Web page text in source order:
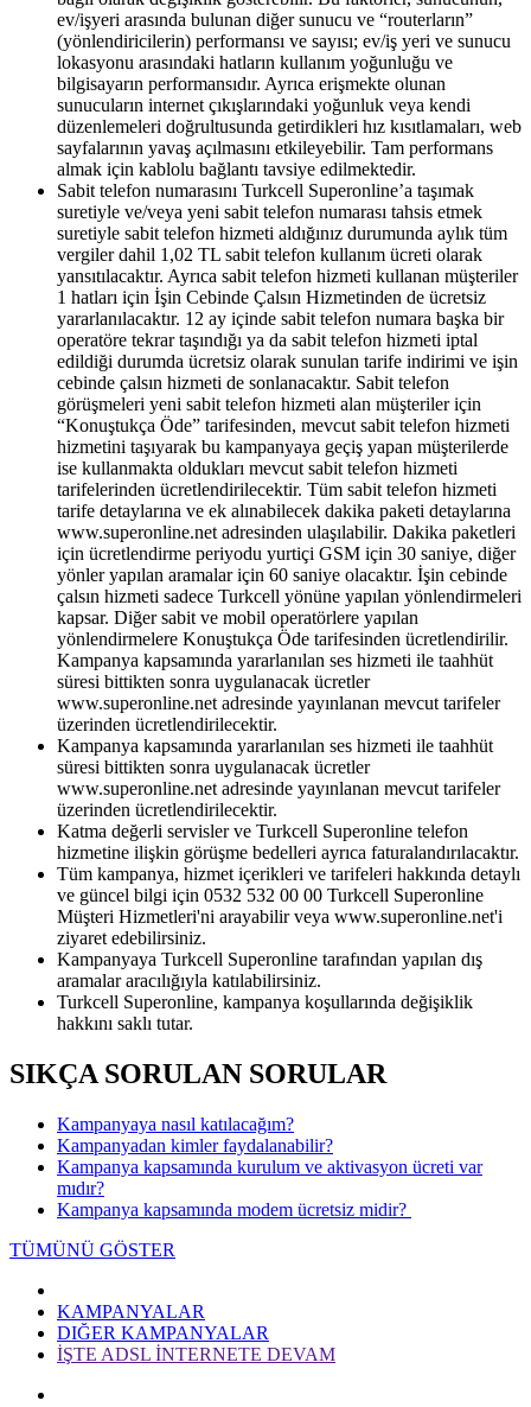
ev/işyeri arasında bulunan diğer sunucu ve “routerların”
(yönlendiricilerin) performansı ve sayısı; ev/iş yeri ve sunucu
lokasyonu arasındaki hatların kullanım yoğunluğu ve
bilgisayarın performansıdır. Ayrıca erişmekte olunan
sunucuların internet çıkışlarındaki yoğunluk veya kendi
düzenlemeleri doğrultusunda getirdikleri hız kısıtlamaları, web
sayfalarının yavaş açılmasını etkileyebilir. Tam performans
almak için kablolu bağlantı tavsiye edilmektedir.​
Sabit telefon numarasını Turkcell Superonline’a taşımak
suretiyle ve/veya yeni sabit telefon numarası tahsis etmek
suretiyle sabit telefon hizmeti aldığınız durumunda aylık tüm
vergiler dahil 1,02 TL sabit telefon kullanım ücreti olarak
yansıtılacaktır. Ayrıca sabit telefon hizmeti kullanan müşteriler
1 hatları için İşin Cebinde Çalsın Hizmetinden de ücretsiz
yararlanılacaktır. 12 ay içinde sabit telefon numara başka bir
operatöre tekrar taşındığı ya da sabit telefon hizmeti iptal
edildiği durumda ücretsiz olarak sunulan tarife indirimi ve işin
cebinde çalsın hizmeti de sonlanacaktır. Sabit telefon
görüşmeleri yeni sabit telefon hizmeti alan müşteriler için
“Konuştukça Öde” tarifesinden, mevcut sabit telefon hizmeti
hizmetini taşıyarak bu kampanyaya geçiş yapan müşterilerde
ise kullanmakta oldukları mevcut sabit telefon hizmeti
tarifelerinden ücretlendirilecektir. Tüm sabit telefon hizmeti
tarife detaylarına ve ek alınabilecek dakika paketi detaylarına
www.superonline.net adresinden ulaşılabilir. Dakika paketleri
için ücretlendirme periyodu yurtiçi GSM için 30 saniye, diğer
yönler yapılan aramalar için 60 saniye olacaktır. İşin cebinde
çalsın hizmeti sadece Turkcell yönüne yapılan yönlendirmeleri
kapsar. Diğer sabit ve mobil operatörlere yapılan
yönlendirmelere Konuştukça Öde tarifesinden ücretlendirilir.
Kampanya kapsamında yararlanılan ses hizmeti ile taahhüt
süresi bittikten sonra uygulanacak ücretler
www.superonline.net adresinde yayınlanan mevcut tarifeler
üzerinden ücretlendirilecektir.
Kampanya kapsamında yararlanılan ses hizmeti ile taahhüt
süresi bittikten sonra uygulanacak ücretler
www.superonline.net adresinde yayınlanan mevcut tarifeler
üzerinden ücretlendirilecektir.
Katma değerli servisler ve Turkcell Superonline telefon
hizmetine ilişkin görüşme bedelleri ayrıca faturalandırılacaktır.
Tüm kampanya, hizmet içerikleri ve tarifeleri hakkında detaylı
ve güncel bilgi için 0532 532 00 00 Turkcell Superonline
Müşteri Hizmetleri'ni arayabilir veya www.superonline.net'i
ziyaret edebilirsiniz.
Kampanyaya Turkcell Superonline tarafından yapılan dış
aramalar aracılığıyla katılabilirsiniz.
Turkcell Superonline, kampanya koşullarında değişiklik
hakkını saklı tutar.
SIKÇA SORULAN SORULAR
​​Kampanyaya nasıl katılacağım?
Kampanyadan kimler faydalanabilir?
Kampanya kapsamında kurulum ve aktivasyon ücreti var
mıdır?
Kampanya kapsamında modem ücretsiz midir? ​
TÜMÜNÜ GÖSTER
KAMPANYALAR
DIĞER KAMPANYALAR
İŞTE ADSL İNTERNETE DEVAM